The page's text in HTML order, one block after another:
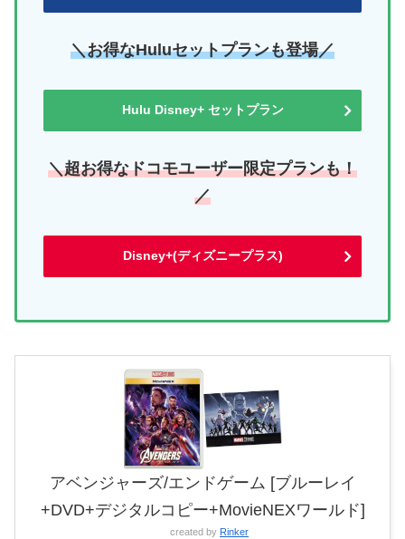
＼お得なHuluセットプランも登場／
Hulu Disney+ セットプラン
＼超お得なドコモユーザー限定プランも！
／
Disney+(ディズニープラス)
アベンジャーズ/エンドゲーム [ブルーレイ
+DVD+デジタルコピー+MovieNEXワールド]
created by Rinker